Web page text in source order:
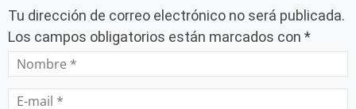
Tu dirección de correo electrónico no será publicada.
Los campos obligatorios están marcados con *